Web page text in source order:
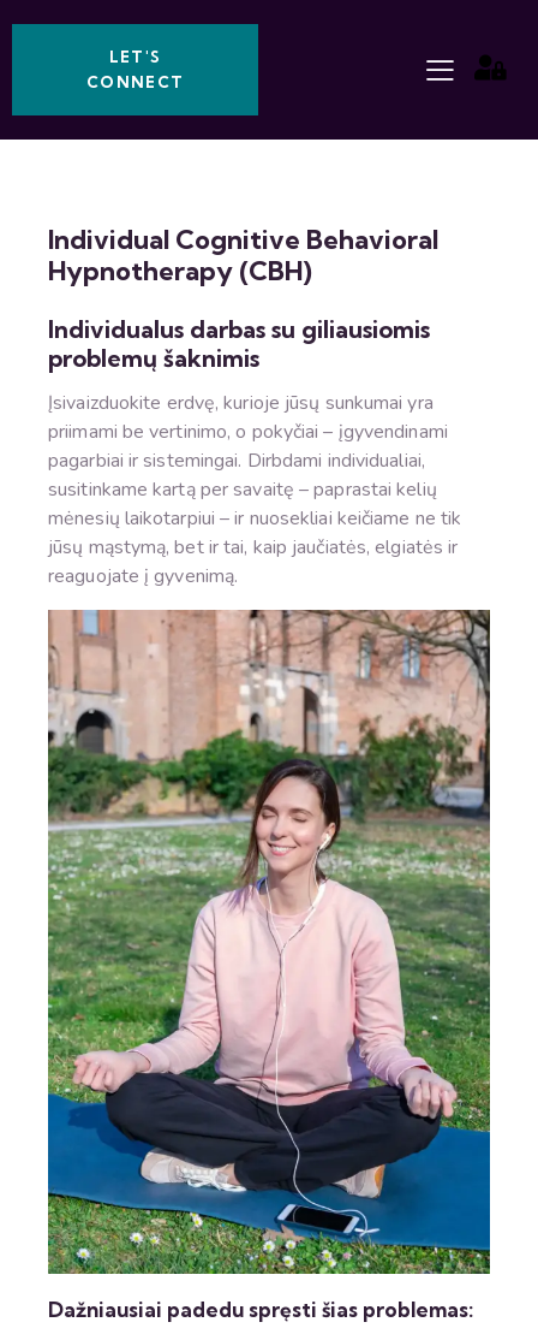
LET'S
CONNECT
Individual Cognitive Behavioral
Hypnotherapy (CBH)
Individualus darbas su giliausiomis
problemų šaknimis
Įsivaizduokite erdvę, kurioje jūsų sunkumai yra
priimami be vertinimo, o pokyčiai – įgyvendinami
pagarbiai ir sistemingai. Dirbdami individualiai,
susitinkame kartą per savaitę – paprastai kelių
mėnesių laikotarpiui – ir nuosekliai keičiame ne tik
jūsų mąstymą, bet ir tai, kaip jaučiatės, elgiatės ir
reaguojate į gyvenimą.
Dažniausiai padedu spręsti šias problemas: